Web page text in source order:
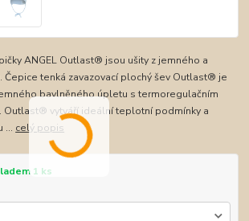
ANGEL Outlast® jsou ušity z jemného a
Čepice tenká zavazovací plochý šev Outlast® je
bavlněného úpletu s termoregulačním
vytváří ideální teplotní podmínky a
... celý popis
1 ks